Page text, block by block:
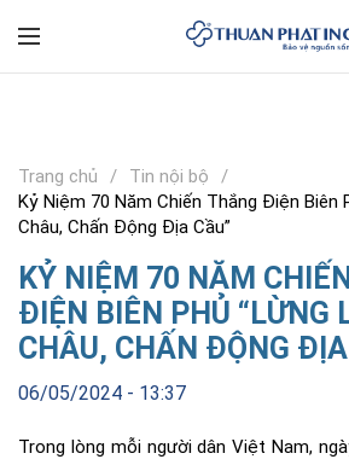
Trang chủ
Tin nội bộ
Kỷ Niệm 70 Năm Chiến Thắng Điện Biên
Châu, Chấn Động Địa Cầu”
KỶ NIỆM 70 NĂM
ĐIỆN BIÊN PHỦ “LỪNG
CHÂU, CHẤN ĐỘNG ĐỊA
06/05/2024 - 13:37
Trong lòng mỗi người dân Việt Nam,